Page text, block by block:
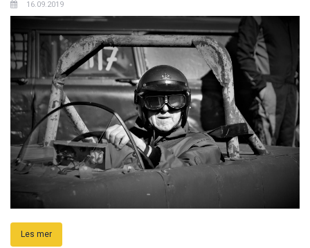
16.09.2019
Les mer